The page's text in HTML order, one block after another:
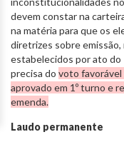
devem constar na
na matéria para que os
diretrizes sobre emissão,
estabelecidos por ato
precisa do voto favorável
aprovado em 1º turno e
emenda.
Laudo permanente